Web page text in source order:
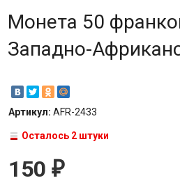
Монета 50
Западно-
Артикул: AFR-2433
Осталось 2 штуки
150 ₽